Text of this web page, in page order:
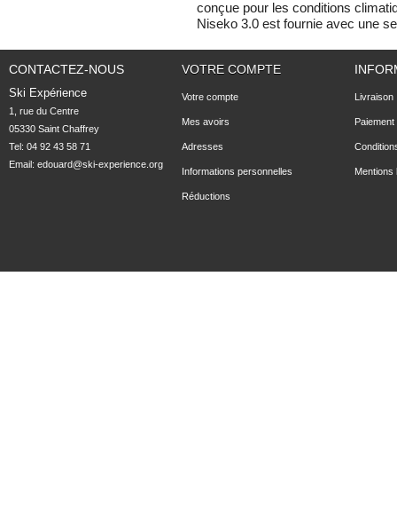
conçue pour les conditions
Niseko 3.0 est fournie avec une
CONTACTEZ-NOUS
Ski Expérience
1, rue du Centre
05330 Saint Chaffrey
Tel: 04 92 43 58 71
Email: edouard@ski-experience.org
VOTRE COMPTE
Votre compte
Mes avoirs
Adresses
Informations personnelles
Réductions
Livraison
Mentions